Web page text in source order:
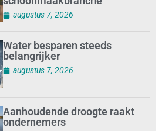
augustus 7, 2026
Water besparen steeds
belangrijker
augustus 7, 2026
Aanhoudende droogte raakt
ondernemers